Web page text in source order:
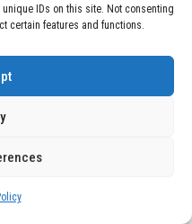
IDs on this site. Not consenting
certain features and functions.
de Balizas V16
a Partir de
en Residencia
Fatales